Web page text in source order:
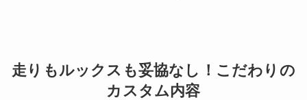
走りもルックスも妥協なし！こだわりの
カスタム内容